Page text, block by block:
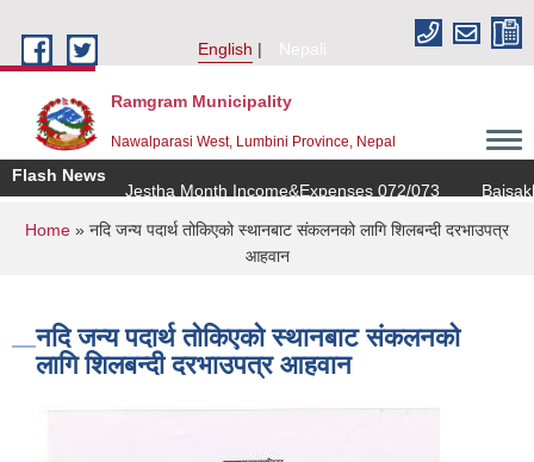
English
Nepali
Ramgram Municipality
Nawalparasi West, Lumbini Province, Nepal
Flash News
Jestha Month Income&Expenses 072/073
You are here
Home » नदि जन्य पदार्थ तोकिएको स्थानबाट संकलनको लागि शिलबन्दी दरभाउपत्र
आहवान
नदि जन्य पदार्थ तोकिएको स्थानबाट संकलनको
लागि शिलबन्दी दरभाउपत्र आहवान